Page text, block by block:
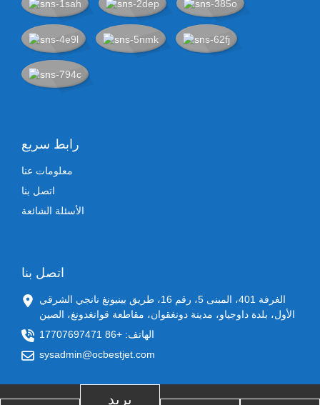
رابط سريع
معلومات عنا
اتصل بنا
الأسئلة الشائعة
اتصل بنا
الغرفة 401، المبنى 5، رقم 16، طريق بينيونغ نانجي الشرقي
الأول، بلدة داوجياو، مدينة دونغقوان، مقاطعة قوانغدونغ، الصين
الهاتف: +86 17707697471
sysadmin@ocbestjet.com
بريد